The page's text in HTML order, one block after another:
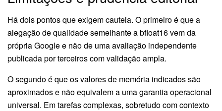
Há dois pontos que exigem cautela. O primeiro é que a
alegação de qualidade semelhante a bfloat16 vem da
própria Google e não de uma avaliação independente
publicada por terceiros com validação ampla.
O segundo é que os valores de memória indicados são
aproximados e não equivalem a uma garantia operacional
universal. Em tarefas complexas, sobretudo com contexto